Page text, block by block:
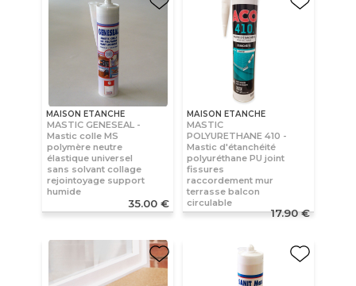
MAISON ETANCHE
MASTIC GENESEAL -
Mastic colle MS
polymère neutre
élastique universel
sans solvant collage
rejointoyage support
humide
35.00 €
MAISON ETANCHE
MASTIC
POLYURETHANE 410 -
Mastic d'étanchéité
polyuréthane PU joint
fissures
raccordement mur
terrasse balcon
circulable
17.90 €